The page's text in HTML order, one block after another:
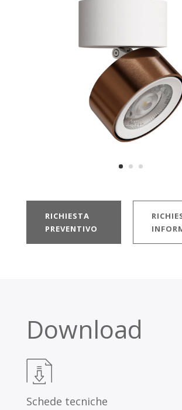
RICHIESTA
PREVENTIVO
Download
Schede tecniche